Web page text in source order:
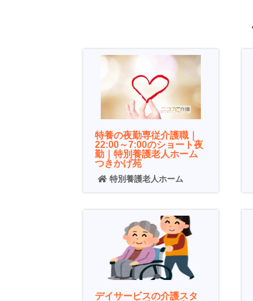
特養の夜勤専従介護職｜
22:00～7:00のショート夜
勤｜特別養護老人ホーム
つきかげ苑
特別養護老人ホーム
デイサービスの介護スタ